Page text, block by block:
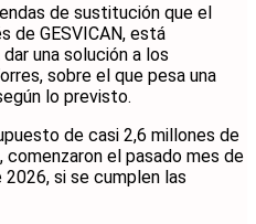
de sustitución que el
de GESVICAN, está
una solución a los
sobre el que pesa una
lo previsto.
de casi 2,6 millones de
comenzaron el pasado mes de
si se cumplen las